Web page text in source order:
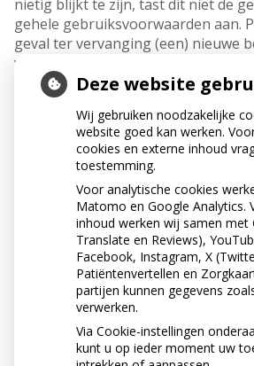
nietig blijkt te zijn, tast dit niet de
gehele gebruiksvoorwaarden aan.
geval ter vervanging (een) nieuwe
vaststellen, waarmee zoveel als
aan de bedoeling van de
gestalte wordt gegeven.
Smith & Dirkx Mondzorg is
verplichtingen uit de overeenkomst
een derde die de website of de
bedrijfsactiviteit van haar
Afwijkingen van deze
bindend indien deze door Smith &
schriftelijk zijn aanvaard.
Vragen die ontstaan zijn na het
gebruiksvoorwaarden kunt u
Deze website
Wij gebruiken noodzakelijke
website goed kan werken.
cookies en externe inhoud
toestemming.
Voor analytische cookies
Matomo en Google Analytics.
inhoud werken wij samen met
Translate en Reviews),
Facebook, Instagram, X
Patiëntenvertellen en
partijen kunnen gegevens
verwerken.
Via Cookie-instellingen
kunt u op ieder moment uw